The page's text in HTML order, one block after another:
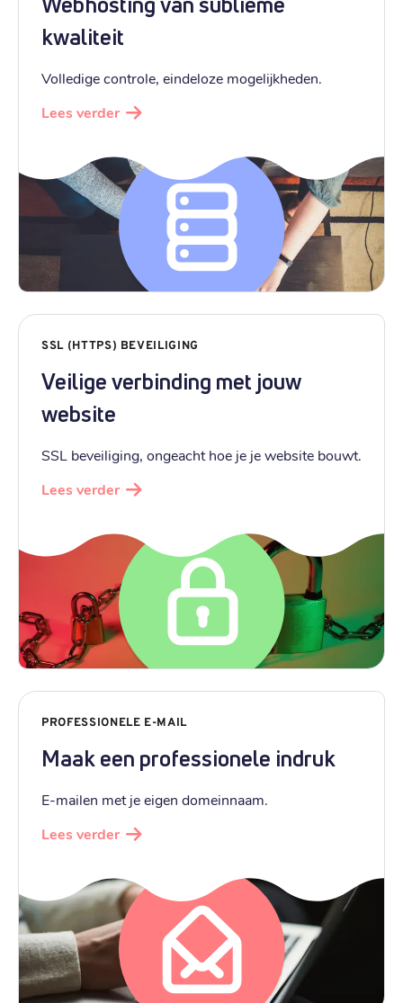
kwaliteit
Volledige controle, eindeloze mogelijkheden.
Lees verder
SSL (HTTPS) BEVEILIGING
Veilige verbinding met jouw
website
SSL beveiliging, ongeacht hoe je je website bouwt.
Lees verder
PROFESSIONELE E-MAIL
Maak een professionele indruk
E-mailen met je eigen domeinnaam.
Lees verder